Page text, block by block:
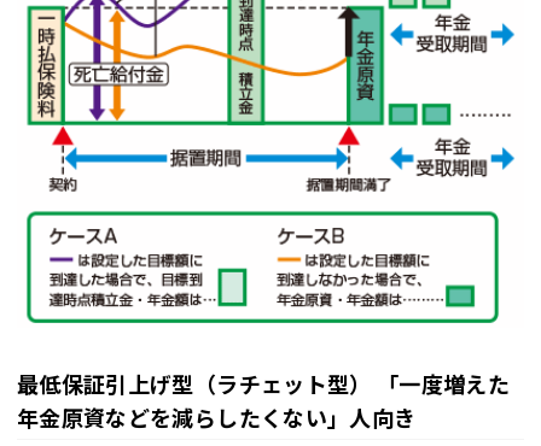
最低保証引上げ型（ラチェット型） 「一度増えた
年金原資などを減らしたくない」人向き